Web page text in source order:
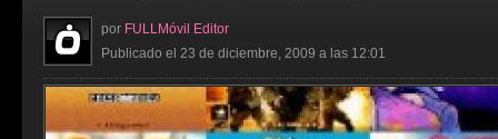
por FULLMóvil Editor
Publicado el 23 de diciembre, 2009 a las 12:01